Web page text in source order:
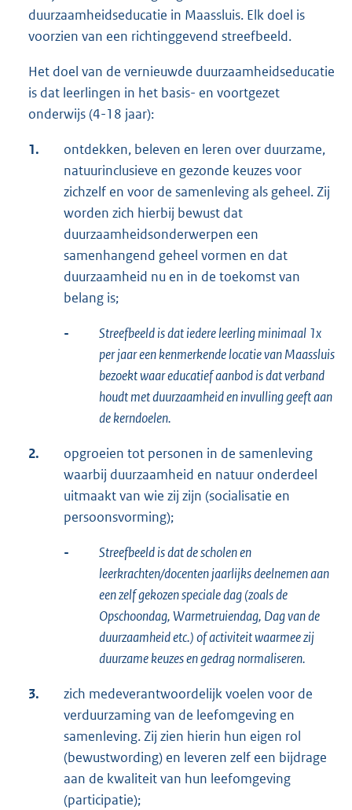
duurzaamheidseducatie in Maassluis. Elk doel is
voorzien van een richtinggevend streefbeeld.
Het doel van de vernieuwde duurzaamheidseducatie
is dat leerlingen in het basis- en voortgezet
onderwijs (4-18 jaar):
1.
ontdekken, beleven en leren over duurzame,
natuurinclusieve en gezonde keuzes voor
zichzelf en voor de samenleving als geheel. Zij
worden zich hierbij bewust dat
duurzaamheidsonderwerpen een
samenhangend geheel vormen en dat
duurzaamheid nu en in de toekomst van
belang is;
-
Streefbeeld is dat iedere leerling minimaal 1x
per jaar een kenmerkende locatie van Maassluis
bezoekt waar educatief aanbod is dat verband
houdt met duurzaamheid en invulling geeft aan
de kerndoelen.
2.
opgroeien tot personen in de samenleving
waarbij duurzaamheid en natuur onderdeel
uitmaakt van wie zij zijn (socialisatie en
persoonsvorming);
-
Streefbeeld is dat de scholen en
leerkrachten/docenten jaarlijks deelnemen aan
een zelf gekozen speciale dag (zoals de
Opschoondag,Warmetruiendag, Dag van de
duurzaamheid etc.) of activiteit waarmee zij
duurzame keuzes en gedrag normaliseren.
3.
zich medeverantwoordelijk voelen voor de
verduurzaming van de leefomgeving en
samenleving. Zij zien hierin hun eigen rol
(bewustwording) en leveren zelf een bijdrage
aan de kwaliteit van hun leefomgeving
(participatie);